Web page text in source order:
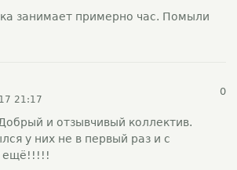
занимает примерно час. Помыли
21:17
0
и отзывчивый коллектив.
у них не в первый раз и с
ещё!!!!!